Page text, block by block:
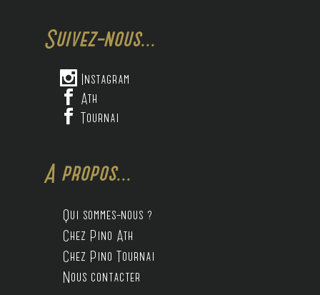
Suivez-nous...
 Instagram
 Ath
 Tournai
A propos...
Qui sommes-nous ?
Chez Pino Ath
Chez Pino Tournai
Nous contacter